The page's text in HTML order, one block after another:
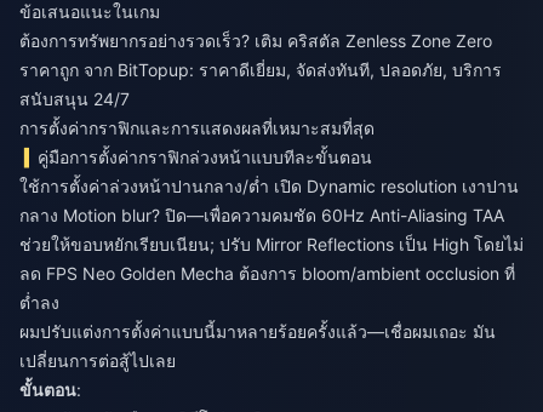
ข้อเสนอแนะในเกม
ต้องการทรัพยากรอย่างรวดเร็ว? เติม คริสตัล Zenless Zone Zero
ราคาถูก จาก BitTopup: ราคาดีเยี่ยม, จัดส่งทันที, ปลอดภัย, บริการ
สนับสนุน 24/7
การตั้งค่ากราฟิกและการแสดงผลที่เหมาะสมที่สุด
คู่มือการตั้งค่ากราฟิกล่วงหน้าแบบทีละขั้นตอน
ใช้การตั้งค่าล่วงหน้าปานกลาง/ต่ำ เปิด Dynamic resolution เงาปาน
กลาง Motion blur? ปิด—เพื่อความคมชัด 60Hz Anti-Aliasing TAA
ช่วยให้ขอบหยักเรียบเนียน; ปรับ Mirror Reflections เป็น High โดยไม่
ลด FPS Neo Golden Mecha ต้องการ bloom/ambient occlusion ที่
ต่ำลง
ผมปรับแต่งการตั้งค่าแบบนี้มาหลายร้อยครั้งแล้ว—เชื่อผมเถอะ มัน
เปลี่ยนการต่อสู้ไปเลย
ขั้นตอน: